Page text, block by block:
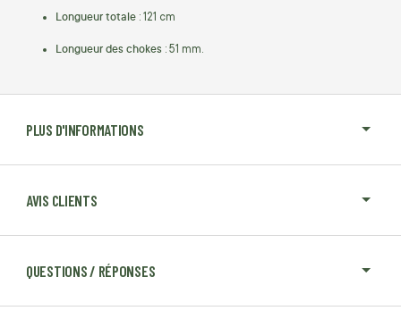
PLUS D'INFORMATIONS
AVIS CLIENTS
QUESTIONS / RÉPONSES
Longueur totale : 121 cm
Longueur des chokes : 51 mm.